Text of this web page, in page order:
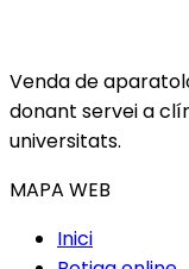
Venda de
donant servei a
universitats.
MAPA WEB
Inici